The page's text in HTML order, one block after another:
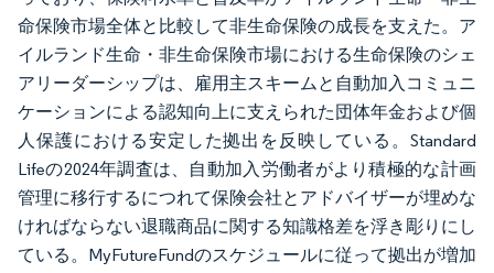
命保険市場全体と比較して非生命保険の成長を支えた。ア
イルランド生命・非生命保険市場における生命保険のシェ
アリーダーシップは、雇用主スキームと自動加入コミュニ
ケーションによる認知向上に支えられた団体年金および個
人保護における安定した拠出を反映している。Standard
Lifeの2024年調査は、自動加入労働者がより積極的な計画
管理に移行するにつれて保険会社とアドバイザーが埋めな
ければならない退職商品に関する知識格差を浮き彫りにし
ている。MyFutureFundのスケジュールに従って拠出が増加